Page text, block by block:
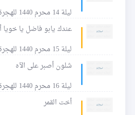
ليلة 14 محرم 1440 للهجرة
عندك يابو فاضل يا
ليلة 15 محرم 1440 للهجرة
شلون أصبر على الآه
ليلة 16 محرم 1440 للهجرة
أخت القمر